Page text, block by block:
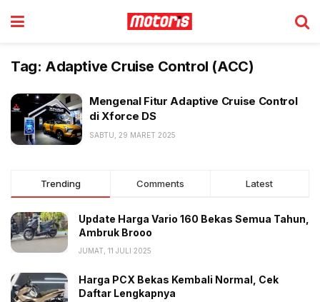
Tag: Adaptive Cruise Control (ACC)
Mengenal Fitur Adaptive Cruise Control
di Xforce DS
SABTU, 29 MARET 2025
Trending Comments Latest
Update Harga Vario 160 Bekas Semua Tahun,
Ambruk Brooo
JUMAT, 11 JULI 2025
Harga PCX Bekas Kembali Normal, Cek
Daftar Lengkapnya